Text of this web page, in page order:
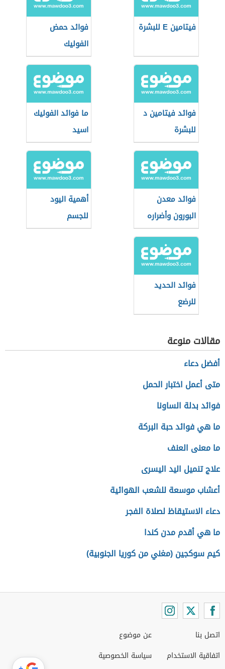
فيتامين E للبشرة
فوائد حمض
الفوليك
فوائد فيتامين د
للبشرة
ما فوائد الفوليك
اسيد
فوائد معدن
البورون وأضراره
أهمية اليود
للجسم
فوائد الحديد
للرضع
مقالات منوعة
أفضل دعاء
متى أعمل اختبار الحمل
فوائد بدلة الساونا
ما هي فوائد حبة البركة
ما معنى العنف
علاج تنميل اليد اليسرى
أعشاب موسعة للشعب الهوائية
دعاء الاستيقاظ لصلاة الفجر
ما هي أقدم مدن كندا
كيم سوكجين (مغني من كوريا الجنوبية)
اتصل بنا
اتفاقية الاستخدام
عن موضوع
سياسة الخصوصية